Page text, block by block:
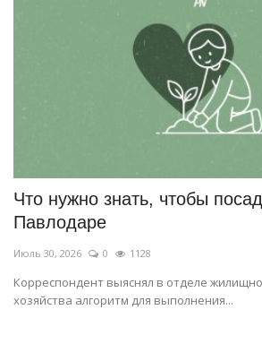
Что нужно знать, чтобы
Павлодаре
Июль 30, 2026 0 1128
Корреспондент выяснял в отделе
хозяйства алгоритм для выполнения...